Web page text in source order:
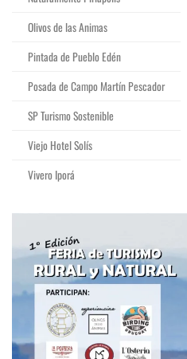
Olivos de las Animas
Pintada de Pueblo Edén
Posada de Campo Martín Pescador
SP Turismo Sostenible
Viejo Hotel Solís
Vivero Iporá